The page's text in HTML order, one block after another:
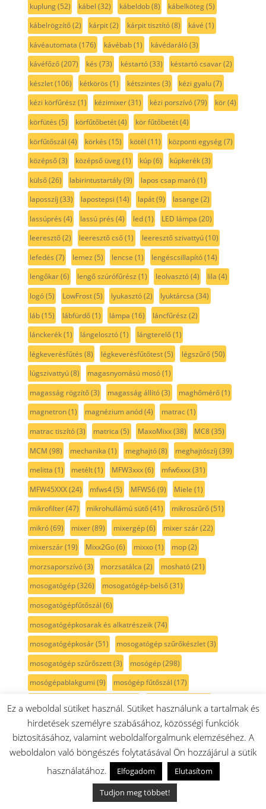
kuplung(52) kábel (32) kábeldob(8) kábelköteg(5)
kábelrögzítő(2) kárpit(2) kárpit tisztító(8) kávé (1)
kávéautomata (176) kávébab(1) kávédaráló(3)
kávéfőző(207) kés (73) késtartó(33) késtartó csavar(2)
készlet(106) kétkörös (1) kétszintes (3) kézi gyalu(7)
kézi körfűrész (1) kézimixer(31) kézi porszívó(79) kör(4)
körfütés (5) körfűtőbetét(4) kör fűtőbetét(4)
körfűtőszál (4) körkés (15) kötél (11) központi egység(7)
középső(3) középső üveg(1) kúp(6) kúpkerék(3)
külső(26) labirintustartály(9) lapos csap maró(1)
laposszíj (33) lapostepsi (14) lapát(9) lasange (2)
lassúprés (4) lassú prés (4) led(1) LED lámpa (20)
leeresztő(2) leeresztő cső(1) leeresztő szivattyú(10)
lefedés (7) lemez (5) lencse (1) lengéscsillapító(14)
lengőkar(6) lengő szúrófűrész (1) leolvasztó(4) lila (4)
logó(5) LowFrost(5) lyukasztó(2) lyuktárcsa (34)
láb(15) lábfürdő(1) lámpa (16) láncfűrész (2)
lánckerék(1) lángelosztó(1) lángterelő(1)
légkeverésfűtés (8) légkeverésfűtőtest(5) légszűrő(50)
lúgszivattyú(8) magasnyomású mosó(1)
magasság rögzítő(3) magasság állító(3) maghőmérő(1)
magnetron(1) magnézium anód(4) matrac(1)
matrac tiszító(3) matrica (5) MaxoMixx(38) MC8(35)
MCM (98) mechanika (1) meghajtó(8) meghajtószíj (39)
melitta (1) metélt(1) MFW3xxx(6) mfw6xxx(31)
MFW45XXX(24) mfws4(5) MFWS6(9) Miele (1)
mikrofilter(47) mikrohullámú sütő(41) mikroszűrő(51)
mikró(69) mixer(89) mixergép(6) mixer szár(22)
mixerszár(19) Mixx2Go(6) mixxo(1) mop(2)
morzsaporszívó(3) morzsatálca (2) mosható(21)
mosogatógép(326) mosogatógép-belső(31)
mosogatógépfűtőszál (6)
mosogatógépkosarak és alkatrészeik(74)
mosogatógépkosár(51) mosogatógép szűrőkészlet(3)
mosogatógép szűrőszett(3) mosógép(298)
mosógépablakgumi (9) mosógép fűtőszál (17)
Mosógép szivattyúszűrő(7) mosógép szíj(16)
mosószerfedél(2) mosószertartó(25) mosószárító(5)
(1) motor(69) motorkefe(7)
MultiBox(4) multifunkciós(1)
multimixer(6) MultiTalent8
Ez a weboldal sütiket használ. Sütiket használunk a tartalmak és
hirdetések személyre szabásához, közösségi funkciók
biztosításához, valamint weboldalforgalmunk elemzéséhez. A
weboldalon való böngészés folytatásával Ön hozzájárul a sütik
használatához.
Elfogadom
Elutasítom
Tudjon meg többet!